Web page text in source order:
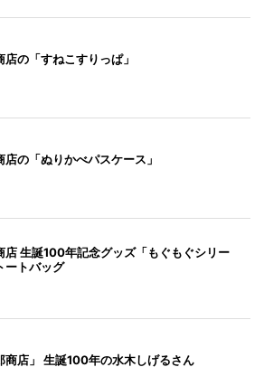
店の「すねこすりっぱ」
店の「ぬりかべパスケース」
店 生誕100年記念グッズ「もぐもぐシリー
ートバッグ
商店」 生誕100年の水木しげるさん